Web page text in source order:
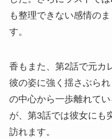
も整理できない感情の
す。
香もまた、第2話で元カ
彼の姿に強く揺さぶら
の中心から一歩離れて
が、第3話では彼女にも
訪れます。